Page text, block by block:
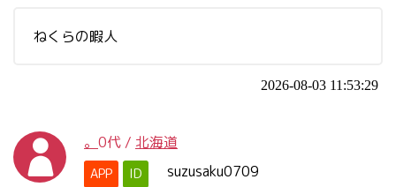
ねくらの暇人
2026-08-03 11:53:29
。 0代 / 北海道
APP ID suzusaku0709